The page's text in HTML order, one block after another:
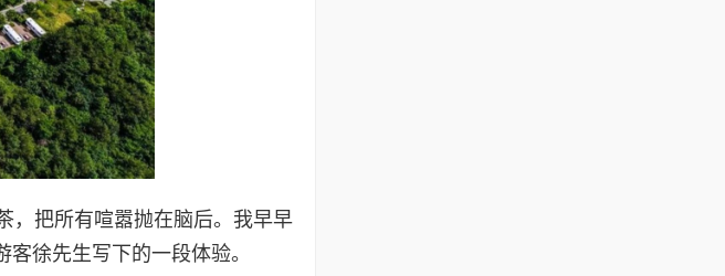
，把所有喧嚣抛在脑后。我早早
徐先生写下的一段体验。